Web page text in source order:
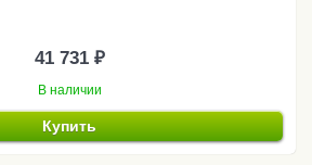
41 731 ₽
В наличии
Купить